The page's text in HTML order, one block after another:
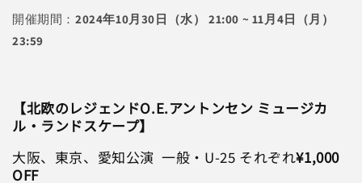
開催期間： 2024年10月30日（水） 21:00 ~ 11月4日（月）
23:59
【北欧のレジェンドO.E.アントンセン ミュージカ
ル・ランドスケープ】
大阪、東京、愛知公演 一般・U-25 それぞれ¥1,000
OFF